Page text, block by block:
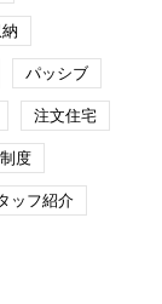
パッシブ
注文住宅
度
ッフ紹介